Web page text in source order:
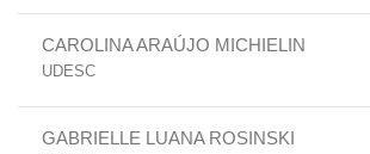
CAROLINA ARAÚJO MICHIELIN
UDESC
GABRIELLE LUANA ROSINSKI